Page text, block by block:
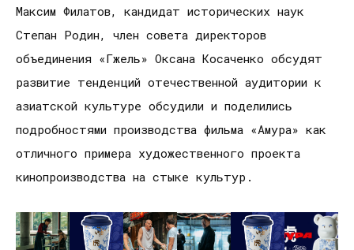
Максим Филатов, кандидат исторических наук
Степан Родин, член совета директоров
объединения «Гжель» Оксана Косаченко обсудят
развитие тенденций отечественной аудитории к
азиатской культуре обсудили и поделились
подробностями производства фильма «Амура» как
отличного примера художественного проекта
кинопроизводства на стыке культур.